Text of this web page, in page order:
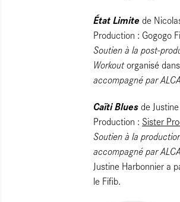
État Limite de
Production : Gogogo
Soutien à la post-
Workoutorganisé
accompagné par
Caïti Bluesde
Production : Sister
Soutien à la
accompagné par
Justine Harbonnier a
le Fifib.